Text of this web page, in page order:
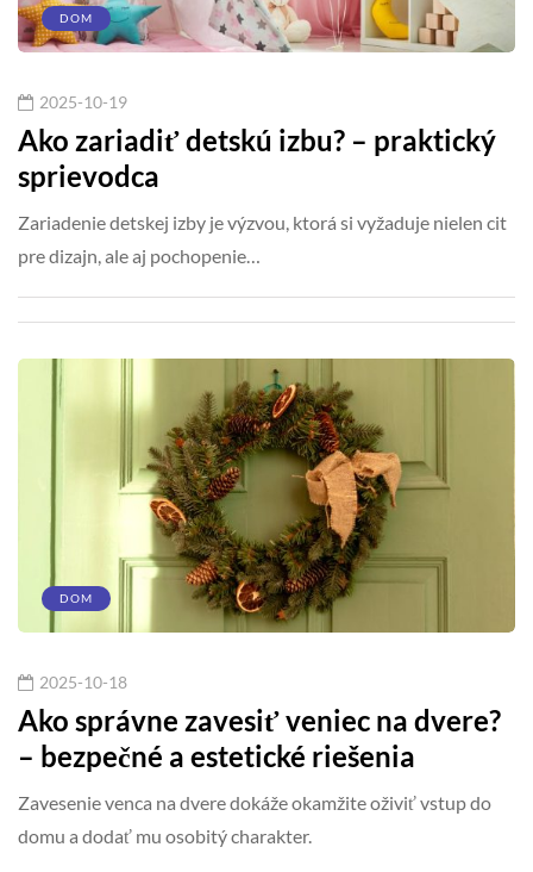
DOM
2025-10-19
Ako zariadiť detskú izbu? – praktický
sprievodca
Zariadenie detskej izby je výzvou, ktorá si vyžaduje nielen cit
pre dizajn, ale aj pochopenie…
DOM
2025-10-18
Ako správne zavesiť veniec na dvere?
– bezpečné a estetické riešenia
Zavesenie venca na dvere dokáže okamžite oživiť vstup do
domu a dodať mu osobitý charakter.